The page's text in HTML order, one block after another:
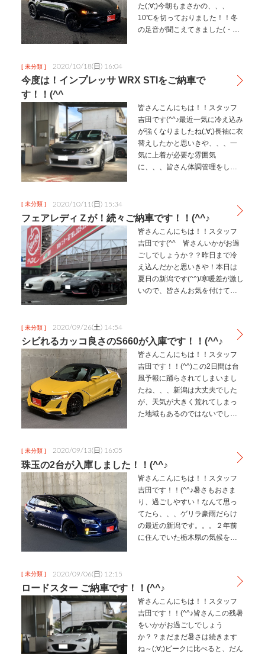
た(;∀;)今朝もまさかの、、、
10℃を切っておりました！！冬
の足音が聞こえてきました(・
下がって…
[ 未分類 ] 2020/10/18(日) 16:04
今度は！インプレッサ WRX STIをご納車で
す！！(^^ゞ
皆さんこんにちは！！スタッフ
吉田です(^^♪最近一気に冷え込み
が強くなりましたね(;∀;)長袖に衣
替えしたかと思いきや、、、一
気に上着が必要な雰囲気
に、、、皆さん体調管理をしっ
す！(^^ゞ昨日は、インプレッ…
[ 未分類 ] 2020/10/11(日) 15:34
フェアレディＺが！続々ご納車です！！(^^♪
皆さんこんにちは！！スタッフ
吉田です(^^ゞ皆さんいかがお過
ごしでしょうか？？昨日まで冷
え込んだかと思いきや！本日は
夏日の新潟です(^^)/寒暖差が激し
いので、皆さんお気を付けてお
します！！タイトルの通…
[ 未分類 ] 2020/09/26(土) 14:54
シビれるカッコ良さのS660が入庫です！！(^^♪
皆さんこんにちは！！スタッフ
吉田です！！(^^)この2日間は台
風予報に踊らされてしまいまし
たね、、、新潟は大丈夫でした
が、天気が大きく荒れてしまっ
た地域もあるのではないでしょ
庫しております!(^^)!先…
[ 未分類 ] 2020/09/13(日) 16:05
珠玉の2台が入庫しました！！(^^♪
皆さんこんにちは！！スタッフ
吉田です！！(^^♪暑さもおさま
り、過ごしやすい！なんて思っ
てたら、、、ゲリラ豪雨だらけ
の最近の新潟です。。。２年前
に住んでいた栃木県の気候を思
す！！(^^ゞ1台目は！！唯一…
[ 未分類 ] 2020/09/06(日) 12:15
ロードスター ご納車です！！(^^♪
皆さんこんにちは！！スタッフ
吉田です！！(^^♪皆さんこの残暑
をいかがお過ごしでしょう
か？？まだまだ暑さは続きます
ね～(;∀;)ピークに比べると、だん